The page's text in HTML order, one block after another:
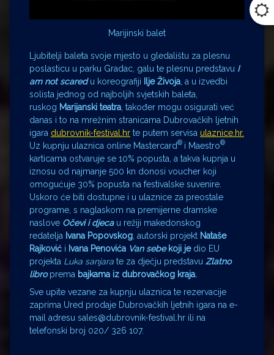
Marijinski balet
Ljubitelji baleta svoje mjesto u gledalištu za plesnu
poslasticu u parku Gradac, galu te plesnu predstavu I
am not scaredu koreografiji Ilje Živoja , a u izvedbi
solista jednog od najboljih svjetskih baleta,
ruskog Marijanski teatra , također mogu osigurati već
danas i to na mrežnim stranicama Dubrovačkih ljetnih
igara dubrovnik-festival.hr te putem servisa ulaznice.hr.
Uz kupnju ulaznica online Mastercard® i Maestro®
karticama ostvaruje se 10% popusta, a takva kupnja u
iznosu od najmanje 500 kn donosi voucher koji
omogućuje 30% popusta na festivalske suvenire.
Uskoro će biti dostupne i u ulaznice za preostale
programe, s naglaskom na premijerne dramske
naslove Očevi i djecau režiji makedonskog
redatelja Ivana Popovskog , autorski projekt Nataše
Rajković i Ivana Penovića Van sebekoji je dio EU
projekta Luka sanjara te za dječju predstavu Zlatno
libroprema bajkama iz dubrovačkog kraja.
Sve upite vezane za kupnju ulaznica te rezervacije
zaprima Ured prodaje Dubrovačkih ljetnih igara na e-
mail adresu sales@dubrovnik-festival.hr ili na
telefonski broj 020/ 326 107.